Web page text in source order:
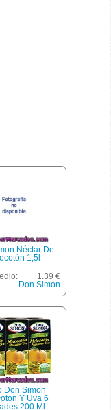
Néctar De
1,5l
1.39 €
Don Simon
Don Simon
Y Uva 6
200 Ml